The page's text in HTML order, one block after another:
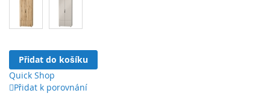
Přidat do košíku
Quick Shop
Přidat k porovnání